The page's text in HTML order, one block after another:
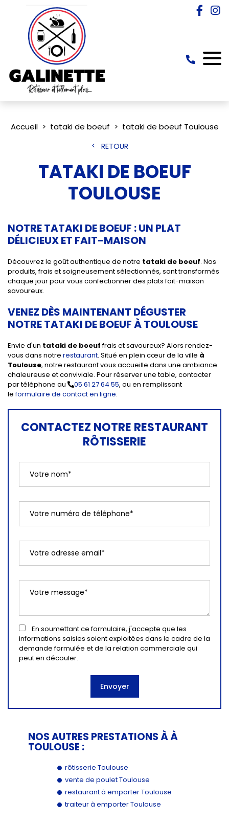
Accueil tataki de boeuf tataki de boeuf Toulouse
RETOUR
TATAKI DE BOEUF
TOULOUSE
NOTRE TATAKI DE BOEUF : UN PLAT
DÉLICIEUX ET FAIT-MAISON
Découvrez le goût authentique de notre tataki de boeuf. Nos
produits, frais et soigneusement sélectionnés, sont transformés
chaque jour pour vous confectionner des plats fait-maison
savoureux.
VENEZ DÈS MAINTENANT DÉGUSTER
NOTRE TATAKI DE BOEUF À TOULOUSE
Envie d'un tataki de boeuffrais et savoureux? Alors rendez-
vous dans notre restaurant. Situé en plein cœur de la ville à
Toulouse, notre restaurant vous accueille dans une ambiance
chaleureuse et conviviale. Pour réserver une table, contacter
par téléphone au
05 61 27 64 55, ou en remplissant
leformulaire de contact en ligne.
CONTACTEZ NOTRE RESTAURANT
RÔTISSERIE
En soumettant ce formulaire, j'accepte que les
informations saisies soient exploitées dans le cadre de la
demande formulée et de la relation commerciale qui
peut en découler.
NOS AUTRES PRESTATIONS À À
TOULOUSE :
rôtisserie Toulouse
vente de poulet Toulouse
restaurant à emporter Toulouse
traiteur à emporter Toulouse